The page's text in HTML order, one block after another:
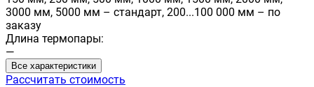
3000 мм, 5000 мм – стандарт, 200...100 000 мм – по
заказу
Длина термопары:
—
Все характеристики
Рассчитать стоимость